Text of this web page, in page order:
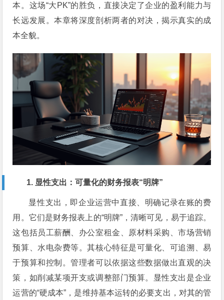
本。这场“大PK”的胜负，直接决定了企业的盈利能力与
长远发展。本章将深度剖析两者的对决，揭示真实的成
本全貌。
1. 显性支出：可量化的财务报表“明牌”
显性支出，即企业运营中直接、明确记录在账的费
用。它们是财务报表上的“明牌”，清晰可见，易于追踪。
这包括员工薪酬、办公室租金、原材料采购、市场营销
预算、水电杂费等。其核心特征是可量化、可追溯、易
于预算和控制。管理者可以依据这些数据做出直观的决
策，如削减某项开支或调整部门预算。显性支出是企业
运营的“硬成本”，是维持基本运转的必要支出，对其的管